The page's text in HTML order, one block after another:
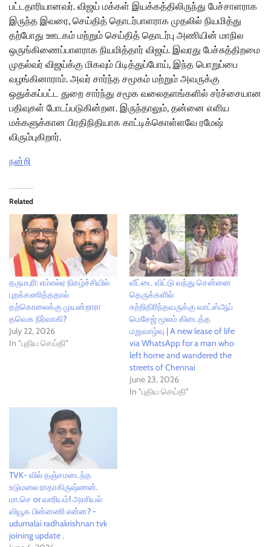
பட்டதாரியானவர். விஜய் மக்கள் இயக்கத்திலிருந்து பேச்சாளராக
இருந்த இவரை, செய்தித் தொடர்பாளராக முதலில் நியமித்து
தற்போது ஊடகம் மற்றும் செய்தித் தொடர்பு அணியின் மாநில
ஒருங்கிணைப்பாளராக நியமித்தார் விஜய். இவரது பேச்சுத்திறமை
முதல்வர் விஜய்க்கு மிகவும் பிடித்துப்போய், இந்த பொறுப்பை
வழங்கினாராம். அவர் சார்ந்த சமூகம் மற்றும் அவருக்கு
ஒதுக்கப்பட்ட துறை சார்ந்து சமூக வலைதளங்களில் சர்ச்சையான
பதிவுகள் போடப்படுகின்றன. இருந்தாலும், தன்னை எளிய
மக்களுக்கான பிரதிநிதியாக காட்டிக்கொள்ளவே ரமேஷ்
விரும்புகிறார்.
நன்றி
Related
தருமபுரி: எம்எல்ஏ நிகழ்ச்சியில்
புறக்கணித்ததால்
தற்கொலைக்கு முயன்றாரா
தவெக நிர்வாகி?
July 22, 2026
In "புதிய செய்தி"
வீட்டை விட்டு வந்து சென்னை
தெருக்களில்
சுற்றிதிரிந்தவருக்கு வாட்ஸ்ஆப்
மெசேஜ் மூலம் கிடைத்த
மறுவாழ்வு | A new lease of life
via WhatsApp for a man who
left home and wandered the
streets of Chennai
June 23, 2026
In "புதிய செய்தி"
TVK- வில் தஞ்சமடைந்த
உடுமலை ராதாகிருஷ்ணன்.
மா.செ or வாரியம்! அரசியல்
வியூக பின்னணி என்ன? -
udumalai radhakrishnan tvk
joining update .